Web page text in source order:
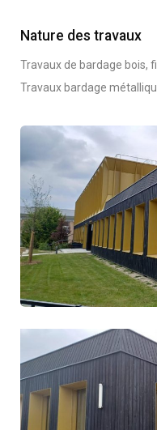
Nature des travaux
Travaux de bardage bois,
Travaux bardage